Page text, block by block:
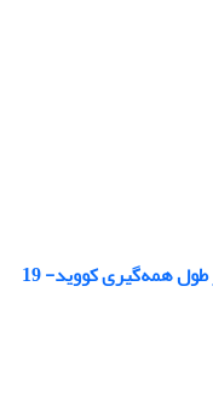
همه‌گیری کووید- 19